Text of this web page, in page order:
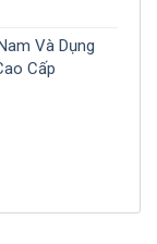
Và Dụng
Cấp